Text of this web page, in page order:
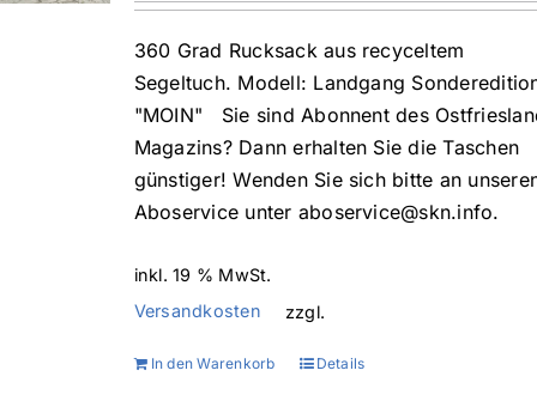
360 Grad Rucksack aus recyceltem
Segeltuch. Modell: Landgang
"MOIN" Sie sind Abonnent des
Magazins? Dann erhalten Sie die Taschen
günstiger! Wenden Sie sich bitte an
Aboservice unter aboservice@skn.info.
inkl. 19 % MwSt.
zzgl.
Versandkosten
In den Warenkorb Details